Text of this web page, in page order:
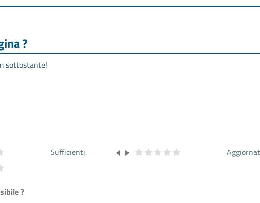
?
sottostante!
Sufficienti
?